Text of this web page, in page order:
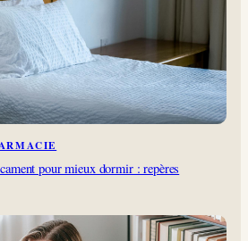
pour mieux dormir : repères